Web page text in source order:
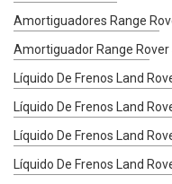
Amortiguadores Range
Amortiguador Range
Líquido De Frenos Land
Líquido De Frenos Land
Líquido De Frenos Land
Líquido De Frenos Land